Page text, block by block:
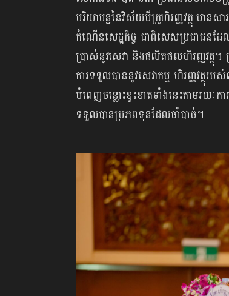
បរិយាបន្ននៃវិស័យមីក្រូហិរញ្ញវត្ថុ មានសា
កំណើនសេដ្ឋកិច្ច ជាពិសេស​ប្រជាជនដ
ប្រាស់​នូវសេវា និងផលិតផលហិរញ្ញវត្ថុ
ការទទួលបាននូវសេវាកម្ម ហិរញ្ញវត្ថុរ
បំពេញចន្លោះខ្វះខាតទាំងនេះតាមរយៈក
ទទួលបានប្រភពទុន​ដែលចាំបាច់។